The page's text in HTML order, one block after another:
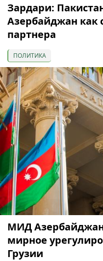
Зардари:
Азербайджан как
партнера
ПОЛИТИКА
МИД
мирное
Грузии